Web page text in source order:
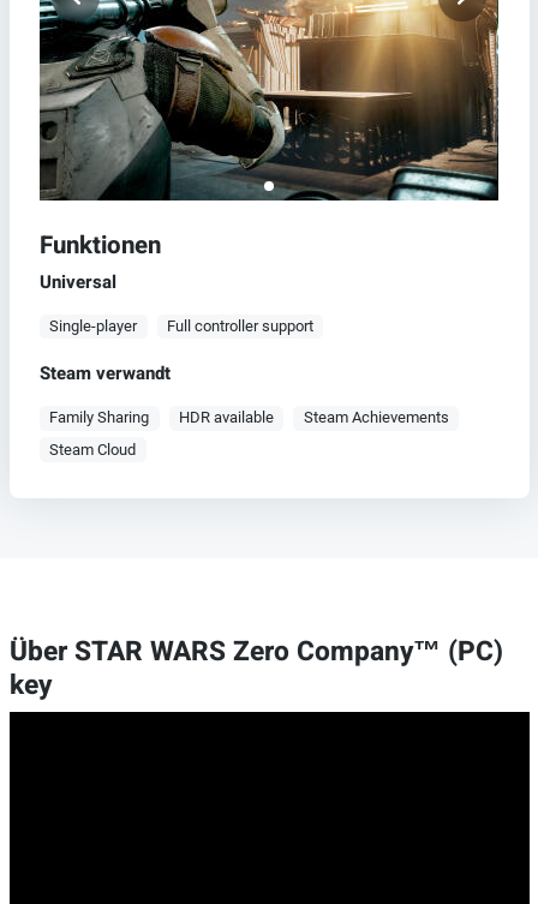
Funktionen
Universal
Single-player Full controller support
Steam verwandt
Family Sharing HDR available
Steam Achievements
Steam Cloud
Über STAR WARS Zero Company™ (PC)
key